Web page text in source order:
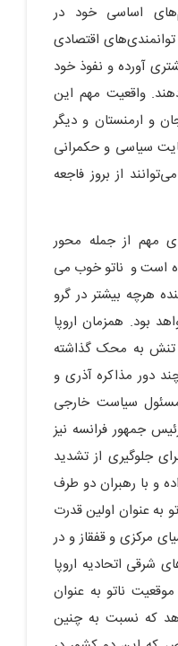
اساسی خود در
اقتصادی
آورده و نفوذ خود
واقعیت مهم این
و ارمنستان و دیگر
سیاسی و حکمرانی
از بروز فاجعه
مهم از جمله محور
است و ناتو خوب می
هرچه بیشتر در گرو
بود. همزمان اروپا
به محک گذاشته
دور مذاکره آذری و
سیاست خارجی
جمهور فرانسه نیز
جلوگیری از تشدید
و با رهبران دو طرف
به عنوان اولین قدرت
مرکزی و قفقاز و در
شرقی اتحادیه اروپا
ناتو به عنوان
که نسبت به چنین